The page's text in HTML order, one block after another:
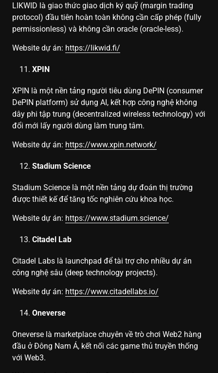
LIKWID là giao thức giao dịch ký quỹ (margin trading
protocol) đầu tiên hoàn toàn không cần cấp phép (fully
permissionless) và không cần oracle (oracle-less).
Website dự án: https://likwid.fi/
XPIN
XPIN là một nền tảng người tiêu dùng DePIN (consumer
DePIN platform) sử dụng AI, kết hợp công nghệ không
dây phi tập trung (decentralized wireless technology) với
đổi mới lấy người dùng làm trung tâm.
Website dự án: https://www.xpin.network/
Stadium Science
Stadium Science là một nền tảng dự đoán thị trường
được thiết kế để tăng tốc nghiên cứu khoa học.
Website dự án: https://www.stadium.science/
Citadel Lab
Citadel Labs là launchpad để tài trợ cho nhiều dự án
công nghệ sâu (deep technology projects).
Website dự án: https://www.citadellabs.io/
Oneverse
Oneverse là marketplace chuyên về trò chơi Web2 hàng
đầu ở Đông Nam Á, kết nối các game thủ truyền thống
với Web3.